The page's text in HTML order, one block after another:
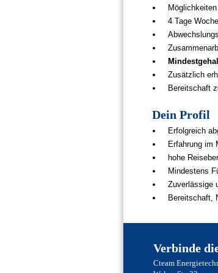
4 Tage
Zusätzlich
Bereitschaft
Dein Profil
Erfolgreich
Erfahrung im
hohe
Mindestens
Zuverlässige
Bereitschaft,
Verbinde
Cteam